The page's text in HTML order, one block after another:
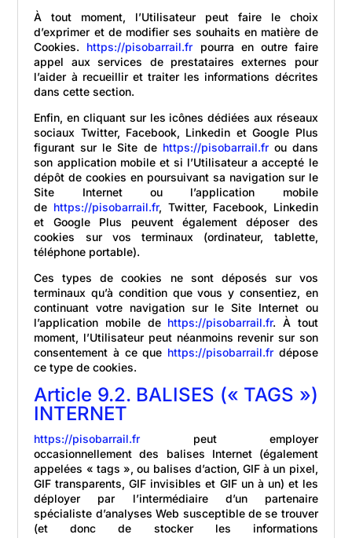
À tout moment, l’Utilisateur peut faire le choix
d’exprimer et de modifier ses souhaits en matière de
Cookies.
https://pisobarrail.fr
pourra en outre faire
appel aux services de prestataires externes pour
l’aider à recueillir et traiter les informations décrites
dans cette section.
Enfin, en cliquant sur les icônes dédiées aux réseaux
sociaux Twitter, Facebook, Linkedin et Google Plus
figurant sur le Site de https://pisobarrail.fr ou dans
son application mobile et si l’Utilisateur a accepté le
dépôt de cookies en poursuivant sa navigation sur le
Site Internet ou l’application mobile
de https://pisobarrail.fr, Twitter, Facebook, Linkedin
et Google Plus peuvent également déposer des
cookies sur vos terminaux (ordinateur, tablette,
téléphone portable).
Ces types de cookies ne sont déposés sur vos
terminaux qu’à condition que vous y consentiez, en
continuant votre navigation sur le Site Internet ou
l’application mobile de https://pisobarrail.fr. À tout
moment, l’Utilisateur peut néanmoins revenir sur son
consentement à ce que https://pisobarrail.fr dépose
ce type de cookies.
Article 9.2. BALISES (« TAGS »)
INTERNET
https://pisobarrail.fr
peut employer
occasionnellement des balises Internet (également
appelées « tags », ou balises d’action, GIF à un pixel,
GIF transparents, GIF invisibles et GIF un à un) et les
déployer par l’intermédiaire d’un partenaire
spécialiste d’analyses Web susceptible de se trouver
(et donc de stocker les informations